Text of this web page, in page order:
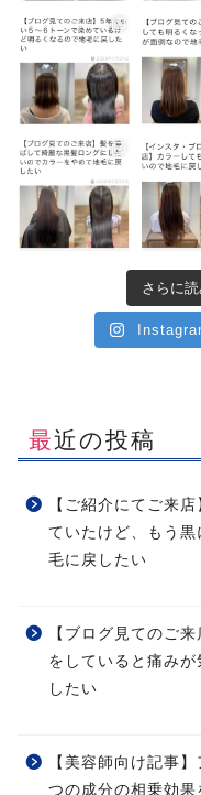
さらに読
最近の投稿
【ご紹介にてご来
ていたけど、もう
毛に戻したい
【ブログ見てのご
をしていると痛み
したい
【美容師向け記事
つの成分の相乗効果